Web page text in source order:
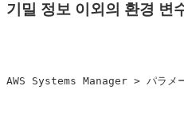
기밀 정보 이외의 환경 변
AWS Systems Manager > パラメ